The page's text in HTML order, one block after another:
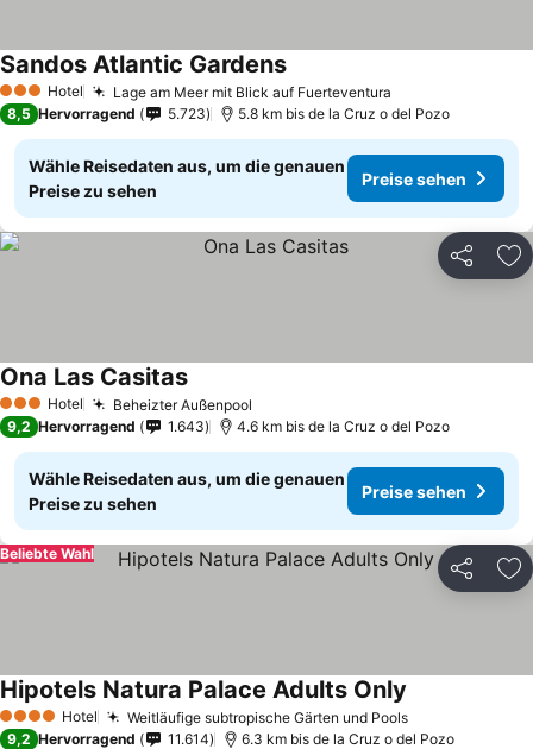
3 SterneHotel Lage am Meer mit Blick auf Fuerteventura
Sandos Atlantic Gardens
8,5 Hervorragend 5.723 5.8 km bis de la Cruz o del Pozo
Wähle Reisedaten aus, um die genauen
Preise zu sehen
Preise sehen
Teilen
3 SterneHotel Beheizter Außenpool
Ona Las Casitas
9,2 Hervorragend 1.643 4.6 km bis de la Cruz o del Pozo
Wähle Reisedaten aus, um die genauen
Preise zu sehen
Preise sehen
Teilen
Beliebte Wahl
4 Sterne Hotel Weitläufige subtropische Gärten und Pools
Hipotels Natura Palace Adults Only
9,2 Hervorragend 11.614 6.3 km bis de la Cruz o del Pozo